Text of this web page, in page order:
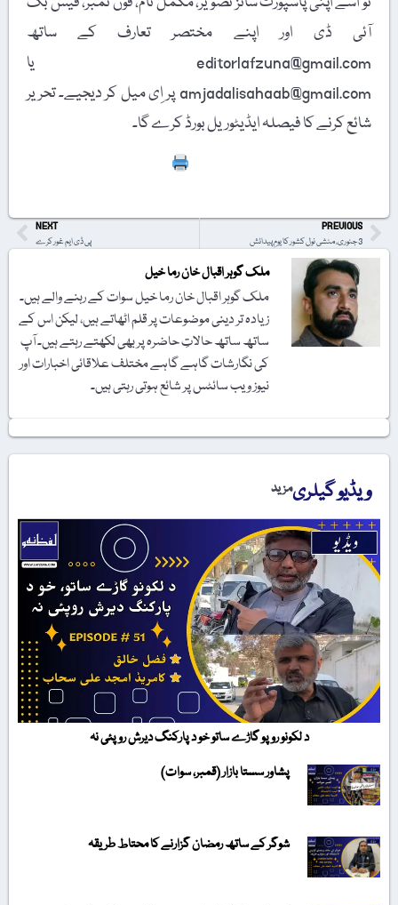
آئی ڈی اور اپنے مختصر تعارف کے ساتھ
editorlafzuna@gmail.com یا
amjadalisahaab@gmail.com پر اِی میل کر دیجیے۔ تحریر
شائع کرنے کا فیصلہ ایڈیٹوریل بورڈ کرے گا۔
PREVIOUS
NEXT
پی ڈی ایم غور کرے
ملک گوہر اقبال خان رما خیل
ملک گوہر اقبال خان رما خیل سوات کے رہنے والے ہیں۔
زیادہ تر دینی موضوعات پر قلم اٹھاتے ہیں، لیکن اس کے
ساتھ ساتھ حالاتِ حاضرہ پر بھی لکھتے رہتے ہیں۔ آپ
کی نگارشات گاہے گاہے مختلف علاقائی اخبارات اور
نیوز ویب سائٹس پر شائع ہوتی رہتی ہیں۔
ویڈیو گیلریمزید
د لکونو روپو گاڑے ساتو خو د پارکنگ دیرش روپئی نہ
پشاور سستا بازار (قمبر، سوات)
شوگر کے ساتھ رمضان گزارنے کا محتاط طریقہ